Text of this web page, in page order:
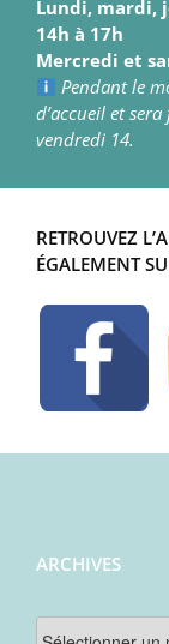
Lundi, mardi,
14h à 17h
Mercredi et
Pendant le
d’accueil et
vendredi 14.
RETROUVEZ
ÉGALEMENT
ARCHIVES
Archives